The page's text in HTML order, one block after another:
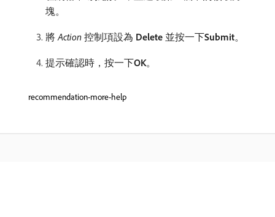
塊。
將​Action ​控制項設為​ Delete ​並按一下​Submit。
提示確認時，按一下​OK。
recommendation-more-help